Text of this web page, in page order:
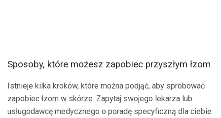
Sposoby, które możesz zapobiec przyszłym łzom
Istnieje kilka kroków, które można podjąć, aby spróbować
zapobiec łzom w skórze. Zapytaj swojego lekarza lub
usługodawcę medycznego o poradę specyficzną dla ciebie